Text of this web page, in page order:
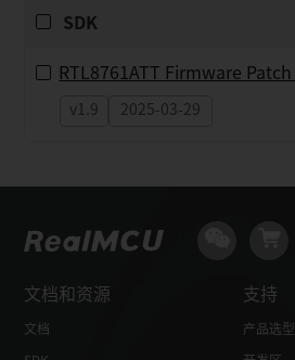
SDK
RTL8761ATT Firmware Patch
v1.9 2025-03-29
文档和资源
文档
支持
产品选型